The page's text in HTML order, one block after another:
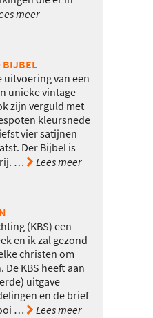
meer
BIJBEL
uitvoering van een
unieke vintage
zijn verguld met
kleursnede
vier satijnen
Der Bijbel is
… Lees meer
(KBS) een
en ik zal gezond
christen om
KBS heeft aan
uitgave
en de brief
… Lees meer